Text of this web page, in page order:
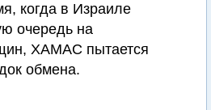
когда в Израиле
очередь на
ХАМАС пытается
обмена.